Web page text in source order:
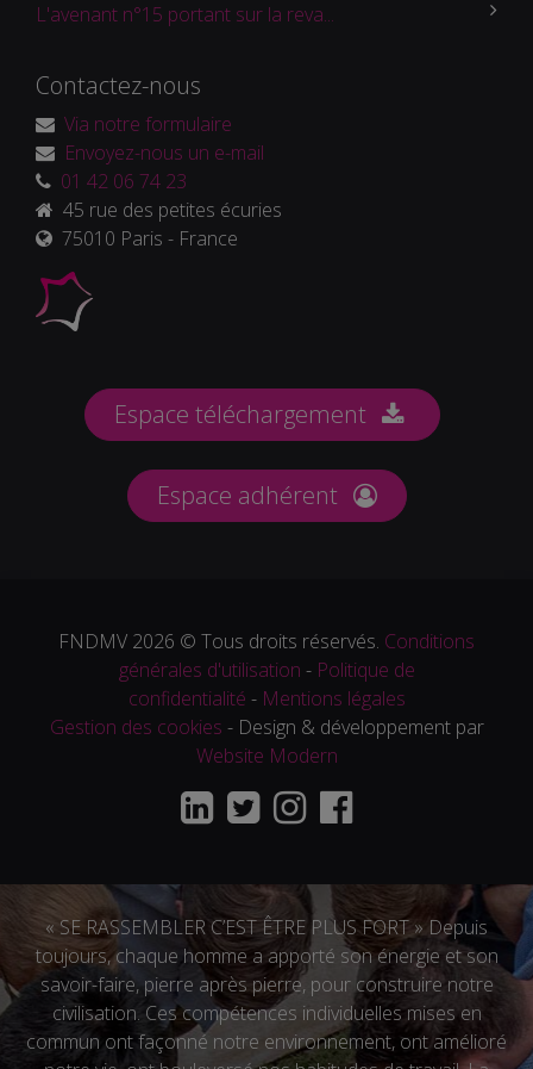
L'avenant n°15 portant sur la reva...
Contactez-nous
Via notre formulaire
Envoyez-nous un e-mail
01 42 06 74 23
45 rue des petites écuries
75010 Paris - France
Espace téléchargement
Espace adhérent
FNDMV 2026 © Tous droits réservés. Conditions
générales d'utilisation - Politique de
confidentialité - Mentions légales
Gestion des cookies - Design & développement par
Website Modern
« SE RASSEMBLER C’EST ÊTRE PLUS FORT » Depuis
toujours, chaque homme a apporté son énergie et son
savoir-faire, pierre après pierre, pour construire notre
civilisation. Ces compétences individuelles mises en
commun ont façonné notre environnement, ont amélioré